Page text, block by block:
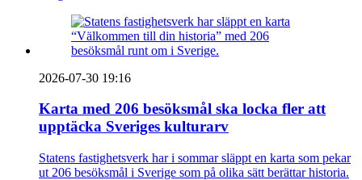
2026-07-30 19:16
Karta med 206 besöksmål ska locka fler att
upptäcka Sveriges kulturarv
Statens fastighetsverk har i sommar släppt en karta som pekar
ut 206 besöksmål i Sverige som på olika sätt berättar historia.